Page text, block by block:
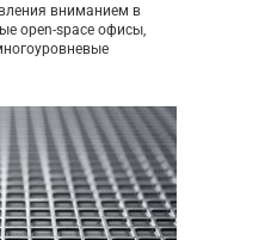
вниманием в
open-space офисы,